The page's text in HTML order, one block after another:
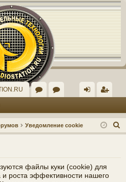
ум
"И
ив
ив
ст
ог
д ис
тр
ия
Уведомление cookie
о
файлы куки (cookie) для
роста эффективности нашего